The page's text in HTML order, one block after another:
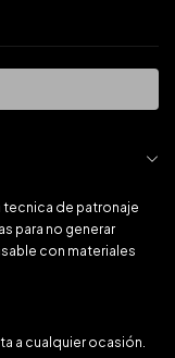
de patronaje
para no generar
con materiales
a cualquier ocasión.